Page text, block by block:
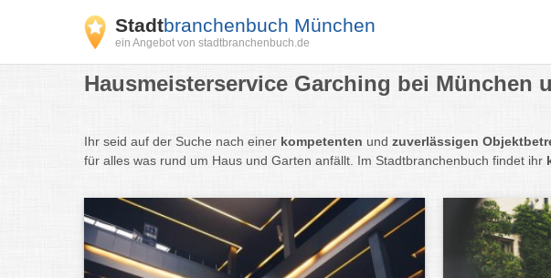
Stadtbranchenbuch München
ein Angebot von stadtbranchenbuch.de
Hausmeisterservice Garching bei München
Ihr seid auf der Suche nach einer kompetenten und zuverlässigen
für alles was rund um Haus und Garten anfällt. Im Stadtbranchenbuch findet ihr